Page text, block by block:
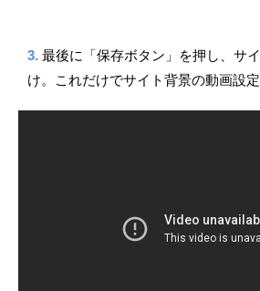
3. 最後に「保存ボタン」を押し、サ
け。これだけでサイト背景の動画設定